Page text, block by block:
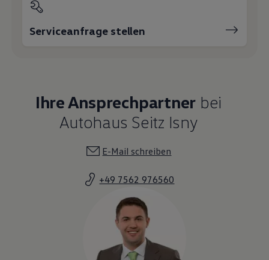
Serviceanfrage stellen
Ihre Ansprechpartner bei
Autohaus Seitz Isny
E-Mail schreiben
+49 7562 976560